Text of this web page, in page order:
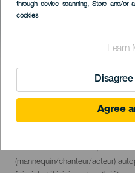
through device scanning, Store and/or
cookies
Learn
Agree
23 September 2023
Las Palmas de Gran Canaria
evento
devenir viraux en 2020, Ger est
(mannequin/chanteur/acteur)